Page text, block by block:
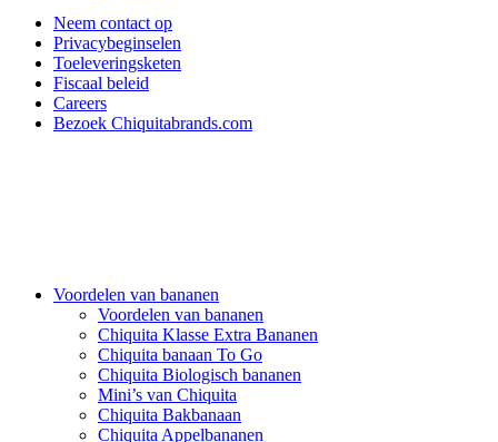
Neem contact op
Privacybeginselen
Toeleveringsketen
Fiscaal beleid
Careers
Bezoek Chiquitabrands.com
Voordelen van bananen
Voordelen van bananen
Chiquita Klasse Extra Bananen
Chiquita banaan To Go
Chiquita Biologisch bananen
Mini’s van Chiquita
Chiquita Bakbanaan
Chiquita Appelbananen